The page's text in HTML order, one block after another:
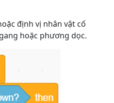
định vị nhân vật cố
hoặc phương dọc.